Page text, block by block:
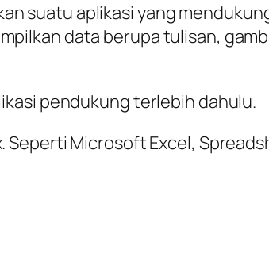
suatu aplikasi yang
data berupa tulisan,
pendukung terlebih dahulu.
Microsoft Excel,